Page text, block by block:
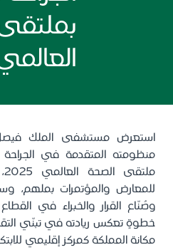
العالمي
استعرض مستشفى الملك فيصل
منظومته المتقدمة في
للمعارض والمؤتمرات
وصُنّاع القرار والخبراء في
خطوةٍ تعكس ريادته في تبنّي
مكانة المملكة كمركز إقليمي